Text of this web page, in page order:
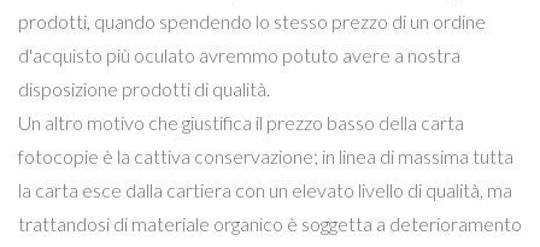
prodotti, quando spendendo lo stesso prezzo di un ordine
d'acquisto più oculato avremmo potuto avere a nostra
disposizione prodotti di qualità.
Un altro motivo che giustifica il prezzo basso della carta
fotocopie è la cattiva conservazione; in linea di massima tutta
la carta esce dalla cartiera con un elevato livello di qualità, ma
trattandosi di materiale organico è soggetta a deterioramento